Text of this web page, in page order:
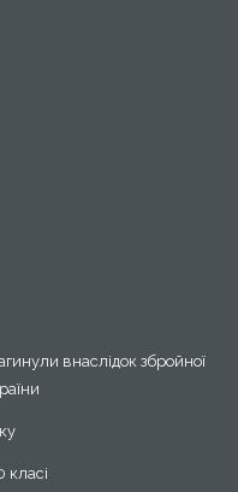
внаслідок збройної
класі